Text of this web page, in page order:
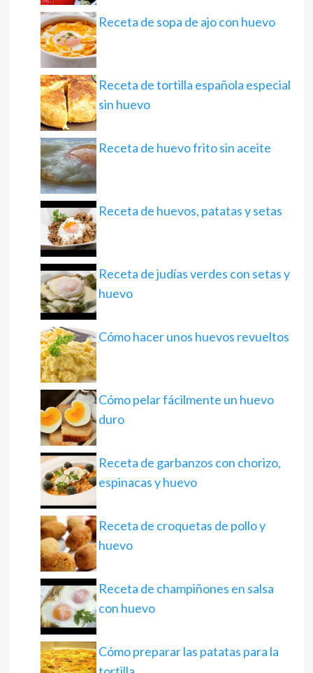
Receta de sopa de ajo con huevo
Receta de tortilla española especial
sin huevo
Receta de huevo frito sin aceite
Receta de huevos, patatas y setas
Receta de judías verdes con setas y
huevo
Cómo hacer unos huevos revueltos
Cómo pelar fácilmente un huevo
duro
Receta de garbanzos con chorizo,
espinacas y huevo
Receta de croquetas de pollo y
huevo
Receta de champiñones en salsa
con huevo
Cómo preparar las patatas para la